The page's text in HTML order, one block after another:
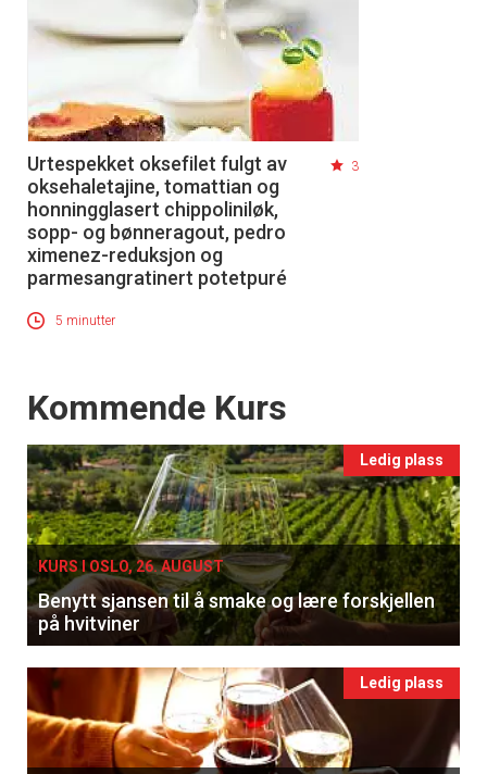
Urtespekket oksefilet fulgt av
oksehaletajine, tomattian og
honningglasert chippoliniløk,
sopp- og bønneragout, pedro
ximenez-reduksjon og
parmesangratinert potetpuré
3
5 minutter
Events
Kommende Kurs
Ledig plass
KURS I OSLO, 26. AUGUST
Benytt sjansen til å smake og lære forskjellen
på hvitviner
Ledig plass